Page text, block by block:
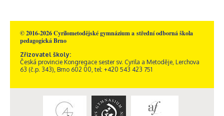
© 2016-2026 Cyrilometodějské gymnázium a střední odborná škola
pedagogická Brno
Zřizovatel školy:
Česká provincie Kongregace sester sv. Cyrila a Metoděje, Lerchova
63 (č.p. 343), Brno 602 00, tel: +420 543 423 751